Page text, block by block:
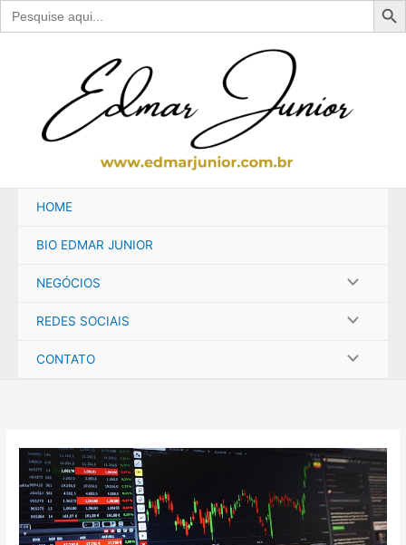
Search
for:
HOME
BIO EDMAR JUNIOR
NEGÓCIOS
REDES SOCIAIS
CONTATO